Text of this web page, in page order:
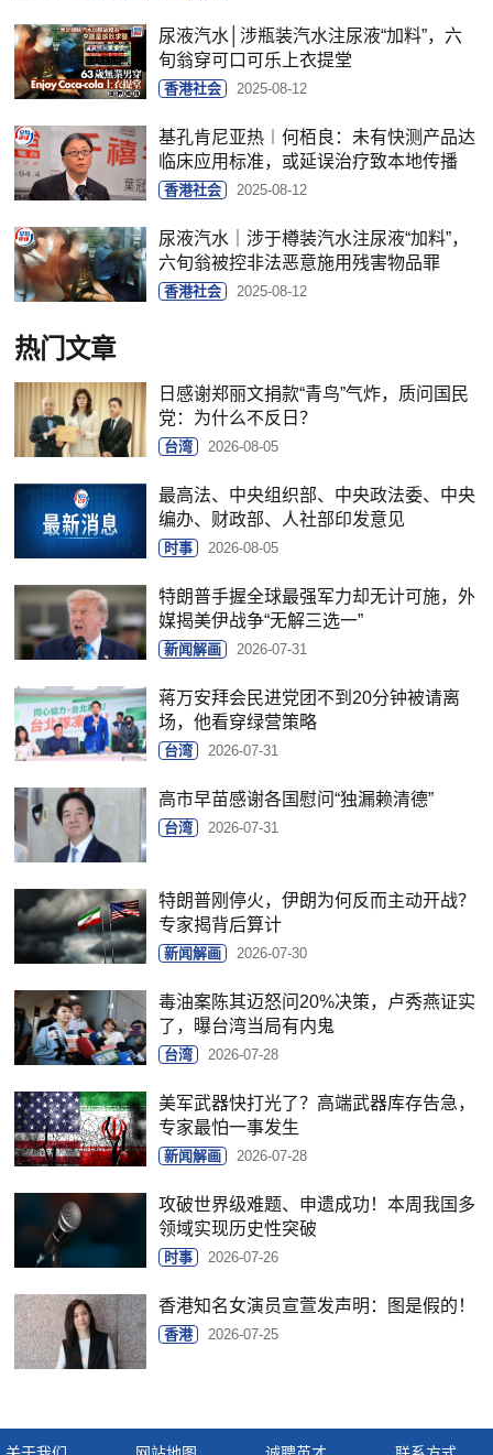
尿液汽水│涉瓶装汽水注尿液“加料”，六
旬翁穿可口可乐上衣提堂
香港社会 2025-08-12
基孔肯尼亚热︱何栢良：未有快测产品达
临床应用标准，或延误治疗致本地传播
香港社会 2025-08-12
尿液汽水｜涉于樽装汽水注尿液“加料”，
六旬翁被控非法恶意施用残害物品罪
香港社会 2025-08-12
热门文章
日感谢郑丽文捐款“青鸟”气炸，质问国民
党：为什么不反日？
台湾 2026-08-05
最高法、中央组织部、中央政法委、中央
编办、财政部、人社部印发意见
时事 2026-08-05
特朗普手握全球最强军力却无计可施，外
媒揭美伊战争“无解三选一”
新闻解画 2026-07-31
蒋万安拜会民进党团不到20分钟被请离
场，他看穿绿营策略
台湾 2026-07-31
高市早苗感谢各国慰问“独漏赖清德”
台湾 2026-07-31
特朗普刚停火，伊朗为何反而主动开战？
专家揭背后算计
新闻解画 2026-07-30
毒油案陈其迈怒问20%决策，卢秀燕证实
了，曝台湾当局有内鬼
台湾 2026-07-28
美军武器快打光了？高端武器库存告急，
专家最怕一事发生
新闻解画 2026-07-28
攻破世界级难题、申遗成功！本周我国多
领域实现历史性突破
时事 2026-07-26
香港知名女演员宣萱发声明：图是假的！
香港 2026-07-25